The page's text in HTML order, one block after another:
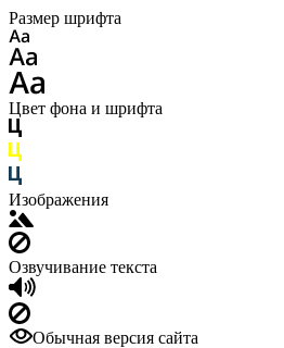
Размер шрифта
Цвет фона и шрифта
Изображения
Озвучивание текста
Обычная версия сайта